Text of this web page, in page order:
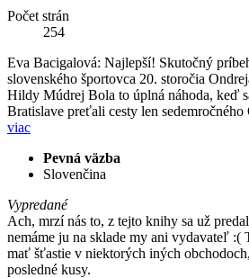
Počet strán
254
Eva Bacigalová: Najlepší! Skutočný
slovenského športovca 20. storočia
Hildy Múdrej Bola to úplná náhoda, keď
Bratislave preťali cesty len sedemročného
viac
Pevná väzba
Slovenčina
Vypredané
Ach, mrzí nás to, z tejto knihy sa už
nemáme ju na sklade my ani vydavateľ :(
mať šťastie v niektorých iných
posledné kusy.